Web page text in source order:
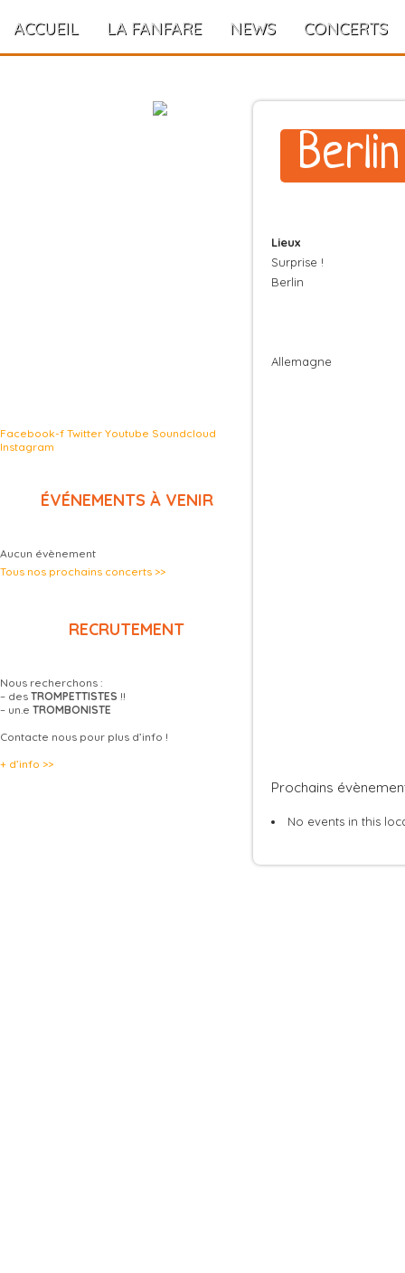
ACCUEIL LA FANFARE NEWS CONCERTS
Facebook-f Twitter Youtube Soundcloud
Instagram
ÉVÉNEMENTS À VENIR
Aucun évènement
Tous nos prochains concerts >>
RECRUTEMENT
Nous recherchons :
– des TROMPETTISTES !!
– un.e TROMBONISTE
Contacte nous pour plus d’info !
+ d’info >>
Berlin
Lieux
Surprise !
Berlin
Allemagne
Prochains
No events in this